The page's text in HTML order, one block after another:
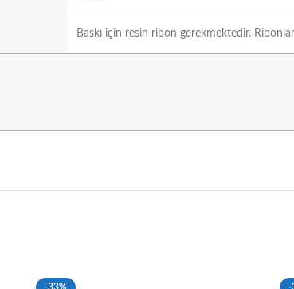
Baskı için resin ribon gerekmektedir.